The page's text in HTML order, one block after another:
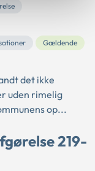
Gældende
det ikke
uden rimelig
op...
219-